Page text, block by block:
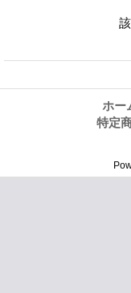
ホー
特定